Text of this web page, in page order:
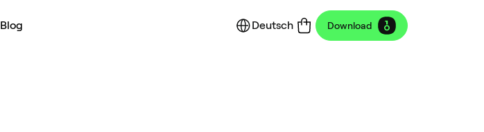
Deutsch Download